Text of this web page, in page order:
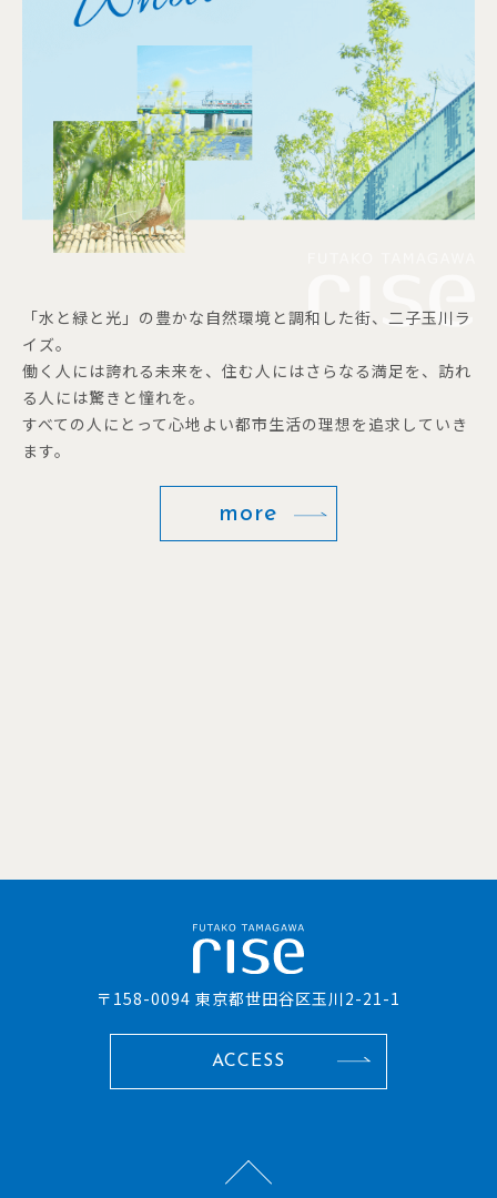
「水と緑と光」の豊かな自然環境と調和した街、二子玉川ラ
イズ。
働く人には誇れる未来を、住む人にはさらなる満足を、訪れ
る人には驚きと憧れを。
すべての人にとって心地よい都市生活の理想を追求していき
ます。
more
〒158-0094 東京都世田谷区玉川2-21-1
ACCESS